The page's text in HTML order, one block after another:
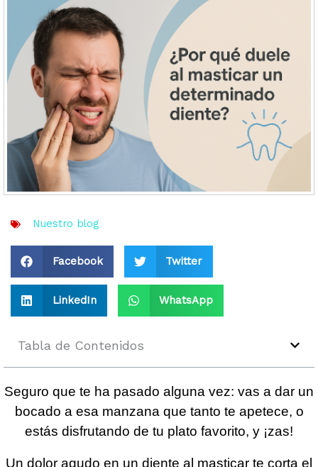
Nuestro blog
Facebook Twitter
LinkedIn WhatsApp
Tabla de Contenidos
Seguro que te ha pasado alguna vez: vas a dar un
bocado a esa manzana que tanto te apetece, o
estás disfrutando de tu plato favorito, y ¡zas!
Un dolor agudo en un diente al masticar te corta el